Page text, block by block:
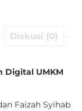
Diskusi (0)
Digital UMKM
Faizah Syihab